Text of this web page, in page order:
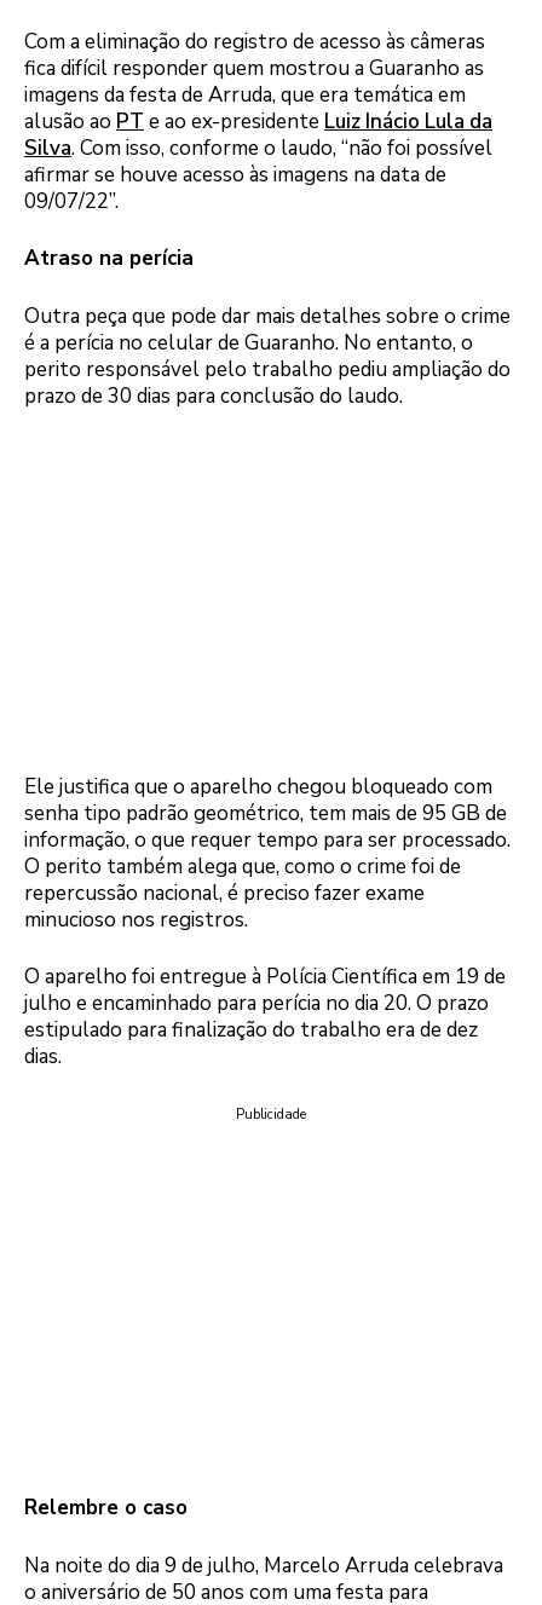
Com a eliminação do registro de acesso às câmeras
fica difícil responder quem mostrou a Guaranho as
imagens da festa de Arruda, que era temática em
alusão ao PT e ao ex-presidente Luiz Inácio Lula da
Silva. Com isso, conforme o laudo, “não foi possível
afirmar se houve acesso às imagens na data de
09/07/22”.
Atraso na perícia
Outra peça que pode dar mais detalhes sobre o crime
é a perícia no celular de Guaranho. No entanto, o
perito responsável pelo trabalho pediu ampliação do
prazo de 30 dias para conclusão do laudo.
Ele justifica que o aparelho chegou bloqueado com
senha tipo padrão geométrico, tem mais de 95 GB de
informação, o que requer tempo para ser processado.
O perito também alega que, como o crime foi de
repercussão nacional, é preciso fazer exame
minucioso nos registros.
O aparelho foi entregue à Polícia Científica em 19 de
julho e encaminhado para perícia no dia 20. O prazo
estipulado para finalização do trabalho era de dez
dias.
Publicidade
Relembre o caso
Na noite do dia 9 de julho, Marcelo Arruda celebrava
o aniversário de 50 anos com uma festa para